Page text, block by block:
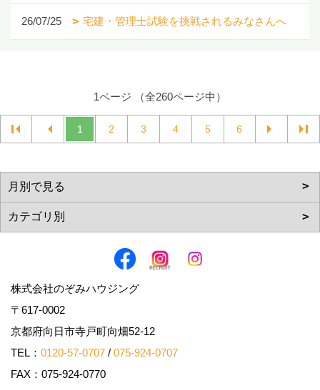
26/07/25 宅建・管理士試験を挑戦されるみなさんへ
1ページ （全260ページ中）
1 2 3 4 5 6
株式会社のぞみハウジング
〒617-0002
京都府向日市寺戸町向畑52-12
TEL： 0120-57-0707 / 075-924-0707
FAX：075-924-0770